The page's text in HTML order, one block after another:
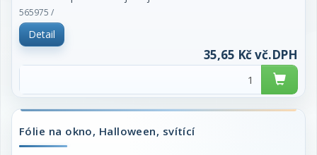
hladké plochy, například sklo, výlohy, zrcadla
nebo kachličky. Cena za kus.
565975 /
Detail
35,65 Kč vč.DPH
Fólie na okno, Halloween, svítící